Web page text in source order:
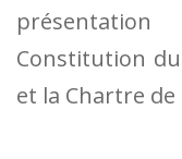
Constitution
et la Chartre de